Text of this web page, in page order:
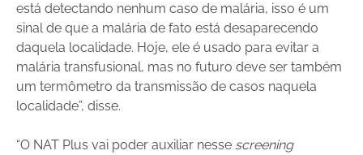
está detectando nenhum caso de malária, isso é um
sinal de que a malária de fato está desaparecendo
daquela localidade. Hoje, ele é usado para evitar a
malária transfusional, mas no futuro deve ser também
um termômetro da transmissão de casos naquela
localidade”, disse.
“O NAT Plus vai poder auxiliar nesse screening